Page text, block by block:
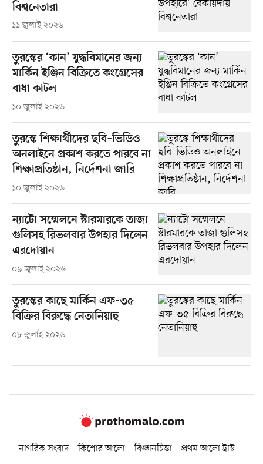
বিশ্বনেতারা
১১ জুলাই ২০২৬
তুরস্কের ‘কান’ যুদ্ধবিমানের জন্য
মার্কিন ইঞ্জিন বিক্রিতে কংগ্রেসের
বাধা কাটল
১০ জুলাই ২০২৬
তুরস্কে শিক্ষার্থীদের ছবি–ভিডিও
অনলাইনে প্রকাশ করতে পারবে না
শিক্ষাপ্রতিষ্ঠান, নির্দেশনা জারি
১০ জুলাই ২০২৬
ন্যাটো সম্মেলনে স্টারমারকে তাজা
গুলিসহ রিভলবার উপহার দিলেন
এরদোয়ান
০৯ জুলাই ২০২৬
তুরস্কের কাছে মার্কিন এফ-৩৫
বিক্রির বিরুদ্ধে নেতানিয়াহু
০৮ জুলাই ২০২৬
নাগরিক সংবাদ কিশোর আলো বিজ্ঞানচিন্তা
প্রথম আলো ট্রাস্ট